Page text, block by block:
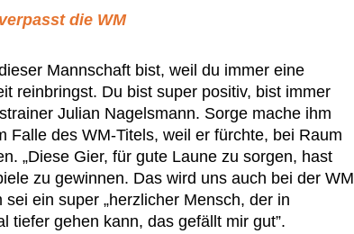
die WM
Mannschaft bist, weil du immer eine
reinbringst. Du bist super positiv, bist immer
Julian Nagelsmann. Sorge mache ihm
Falle des WM-Titels, weil er fürchte, bei Raum
„Diese Gier, für gute Laune zu sorgen, hast
zu gewinnen. Das wird uns auch bei der WM
sei ein super „herzlicher Mensch, der in
tiefer gehen kann, das gefällt mir gut”.